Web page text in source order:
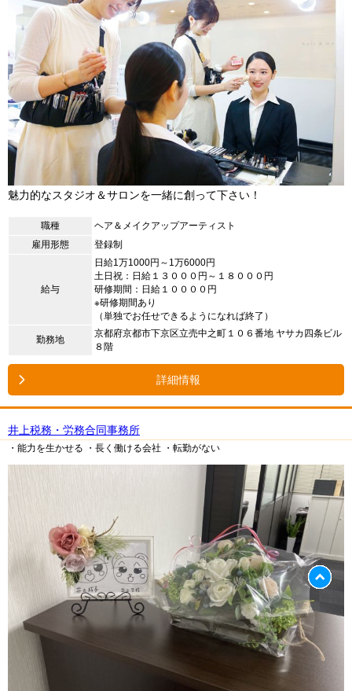
魅力的なスタジオ＆サロンを一緒に創って下さい！
職種
ヘア＆メイクアップアーティスト
雇用形態
登録制
給与
日給1万1000円～1万6000円
土日祝：日給１３０００円～１８０００円
研修期間：日給１００００円
※研修期間あり
（単独でお任せできるようになれば終了）
勤務地
京都府京都市下京区立売中之町１０６番地 ヤサカ四条ビル
８階
詳細情報
井上税務・労務合同事務所
・能力を生かせる ・長く働ける会社 ・転勤がない